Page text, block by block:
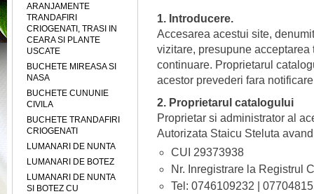
ARANJAMENTE
TRANDAFIRI
CRIOGENATI, TRASI IN
CEARA SI PLANTE
USCATE
BUCHETE MIREASA SI
NASA
BUCHETE CUNUNIE
CIVILA
BUCHETE TRANDAFIRI
CRIOGENATI
LUMANARI DE NUNTA
LUMANARI DE BOTEZ
LUMANARI DE NUNTA
SI BOTEZ CU
1. Introducere.
Accesarea acestui site,
vizitare, presupune
continuare. Proprietarul
acestor prevederi fara
2. Proprietarul catalogului
Proprietar si administrator al
Autorizata Staicu Steluta
CUI 29373938
Nr. Inregistrare la Registrul
Tel: 0746109232 |